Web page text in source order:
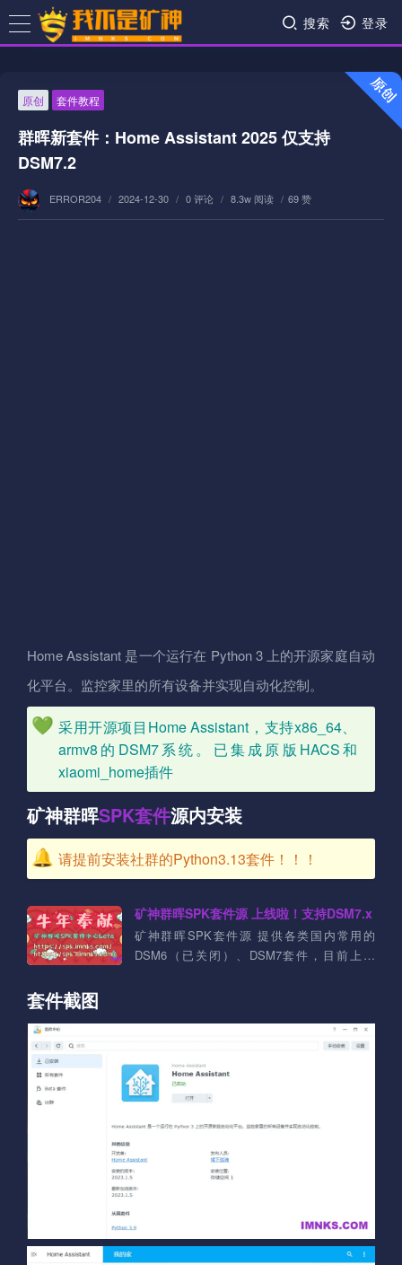
搜索 登录
原创 套件教程
群晖新套件：Home Assistant 2025 仅支持
DSM7.2
ERROR204 / 2024-12-30 / 0 评论 / 8.3w 阅读 / 69 赞
Home Assistant 是一个运行在 Python 3 上的开源家庭自动
化平台。监控家里的所有设备并实现自动化控制。
采用开源项目Home Assistant，支持x86_64、
armv8的DSM7系统。已集成原版HACS和
xiaomi_home插件
矿神群晖SPK套件源内安装
请提前安装社群的Python3.13套件！！！
矿神群晖SPK套件源 上线啦！支持DSM7.x
矿神群晖SPK套件源 提供各类国内常用的
DSM6（已关闭）、DSM7套件，目前上架
套件截图